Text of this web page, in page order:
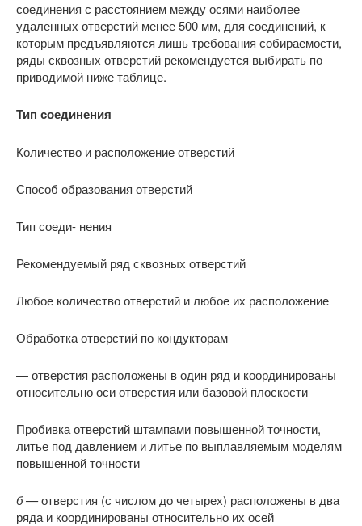
соединения с расстоянием между осями наиболее
удаленных отверстий менее 500 мм, для соединений, к
которым предъявляются лишь требования собираемости,
ряды сквозных отверстий рекомендуется выбирать по
приводимой ниже таблице.
Тип соединения
Количество и расположение отверстий
Способ образования отверстий
Тип соеди- нения
Рекомендуемый ряд сквозных отверстий
Любое количество отверстий и любое их расположение
Обработка отверстий по кондукторам
— отверстия расположены в один ряд и координированы
относительно оси отверстия или базовой плоскости
Пробивка отверстий штампами повышенной точности,
литье под давлением и литье по выплавляемым моделям
повышенной точности
б —отверстия (с числом до четырех) расположены в два
ряда и координированы относительно их осей